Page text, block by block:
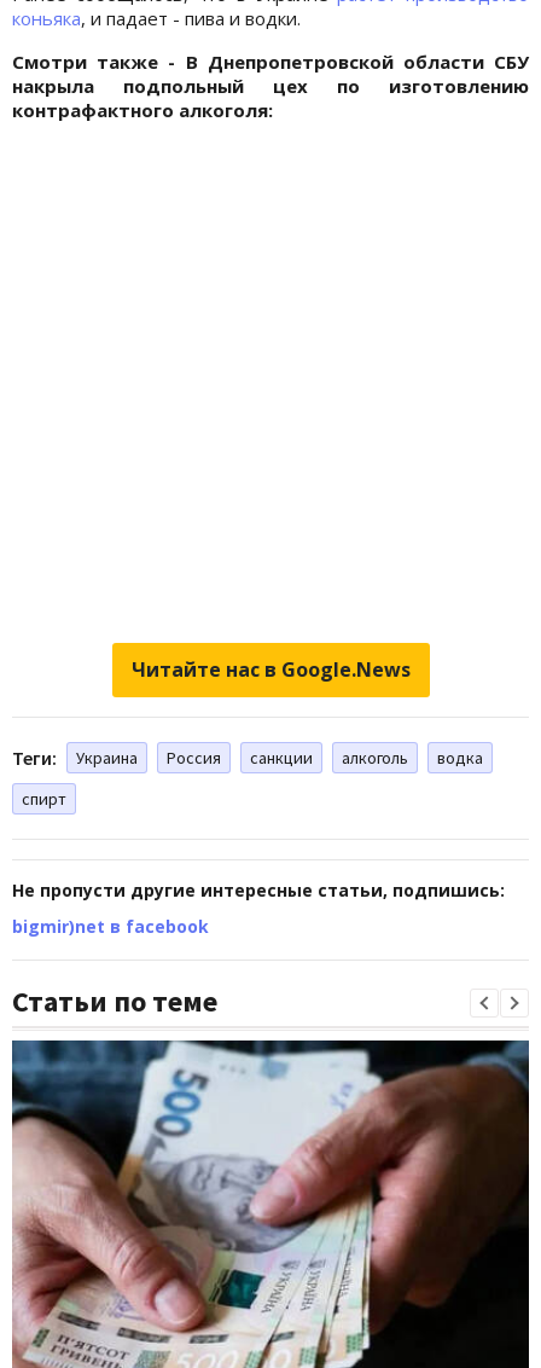
коньяка, и падает - пива и водки.
Смотри также - В Днепропетровской области СБУ
накрыла подпольный цех по изготовлению
контрафактного алкоголя:
Читайте нас в Google.News
Теги: Украина Россия санкции алкоголь
водка
спирт
Не пропусти другие интересные статьи, подпишись:
bigmir)net в facebook
Статьи по теме